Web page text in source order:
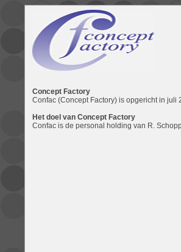
Concept Factory
Confac (Concept Factory) is opgericht in
Het doel van Concept Factory
Confac is de personal holding van R.